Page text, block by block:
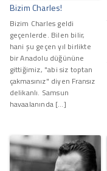
Bizim Charles!
Bizim Charles geldi
geçenlerde. Bilen bilir,
hani şu geçen yıl birlikte
bir Anadolu düğününe
gittiğimiz, "abi siz toptan
çakmasınız" diyen Fransız
delikanlı. Samsun
havaalanında […]